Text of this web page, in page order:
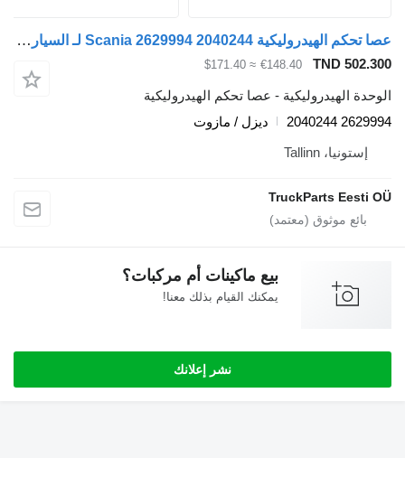
عصا تحكم الهيدروليكية Scania 2629994 2040244 لـ السيارات القاطرة Scania L,P,G,R,S-series (2016-)
TND
€148.40
≈ $171.40
الهيدروليكية - عصا تحكم الهيدروليكية
2629994
ديزل / مازوت
إستونيا، Tallinn
TruckParts Eesti
بيع ماكينات أم مركبات؟
يمكنك القيام بذلك معنا!
نشر إعلانك